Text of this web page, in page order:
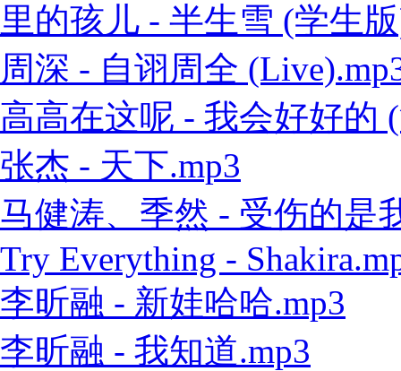
里的孩儿 - 半生雪 (学生
周深 - 自诩周全
高高在这呢 - 我会好好的
张杰 - 天下.mp3
马健涛、季然 - 受伤的是
Try Everything -
李昕融 - 新娃哈哈.mp3
李昕融 - 我知道.mp3